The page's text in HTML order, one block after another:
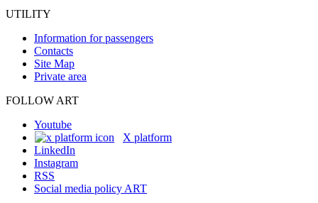
UTILITY
Information for passengers
Contacts
Site Map
Private area
FOLLOW ART
Youtube
X platform
LinkedIn
Instagram
RSS
Social media policy ART